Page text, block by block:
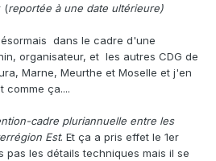
(reportée à une date ultérieure)
dans le cadre d'une
organisateur, et les autres CDG de
Marne, Meurthe et Moselle et j'en
comme ça....
cadre pluriannuelle entre les
Est. Et ça a pris effet le 1er
pas les détails techniques mais il se